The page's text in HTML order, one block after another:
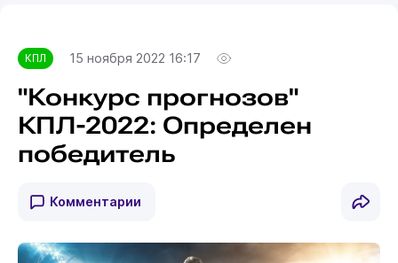
КПЛ 15 ноября 2022 16:17
"Конкурс прогнозов"
КПЛ-2022: Определен
победитель
Комментарии